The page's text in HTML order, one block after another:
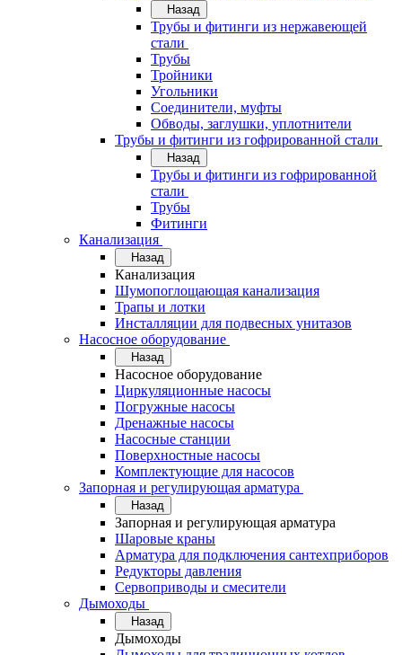
Назад
Трубы и фитинги из нержавеющей
стали
Трубы
Тройники
Угольники
Соединители, муфты
Обводы, заглушки, уплотнители
Трубы и фитинги из гофрированной стали
Назад
Трубы и фитинги из гофрированной
стали
Трубы
Фитинги
Канализация
Назад
Канализация
Шумопоглощающая канализация
Трапы и лотки
Инсталляции для подвесных унитазов
Насосное оборудование
Назад
Насосное оборудование
Циркуляционные насосы
Погружные насосы
Дренажные насосы
Насосные станции
Поверхностные насосы
Комплектующие для насосов
Запорная и регулирующая арматура
Назад
Запорная и регулирующая арматура
Шаровые краны
Арматура для подключения сантехприборов
Редукторы давления
Сервоприводы и смесители
Дымоходы
Назад
Дымоходы